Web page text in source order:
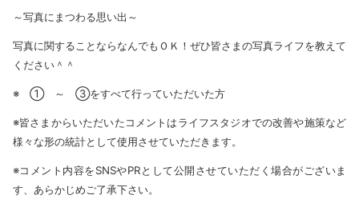
～写真にまつわる思い出～
写真に関することならなんでもＯＫ！ぜひ皆さまの写真ライフを教えて
ください＾＾
※ ① ～ ③をすべて行っていただいた方
※皆さまからいただいたコメントはライフスタジオでの改善や施策など
様々な形の統計として使用させていただきます。
※コメント内容をSNSやPRとして公開させていただく場合がございま
す、あらかじめご了承下さい。